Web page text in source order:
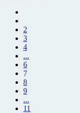
2
3
4
...
6
7
8
9
...
11